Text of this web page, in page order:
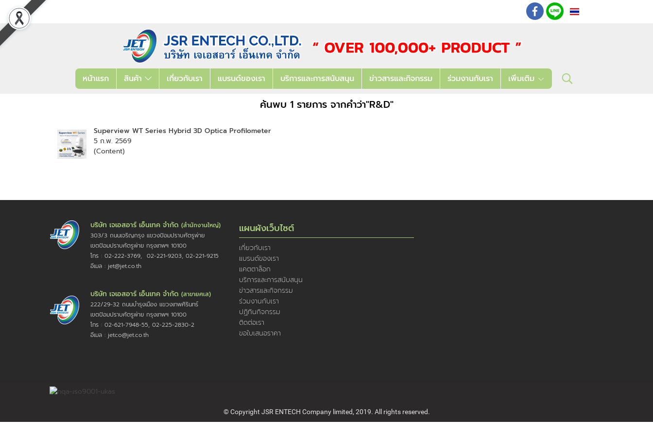
TH
หน้าแรก สินค้า เกี่ยวกับเรา แบรนด์ของเรา บริการและการสนับสนุน ข่าวสารและกิจกรรม ร่วมงานกับเรา เพิ่มเติม
ค้นพบ 1 รายการ จากคำว่า"R&D"
Superview WT Series Hybrid 3D Optica Profilometer
5 ก.พ. 2569
(Content)
บริษัท เจเอสอาร์ เอ็นเทค จำกัด (สำนักงานใหญ่)
303/3 ถนนเจริญกรุง แขวงป้อมปราบศัตรูพ่าย
เขตป้อมปราบศัตรูพ่าย กรุงเทพฯ 10100
โทร : 02-222-3769, 02-221-9203, 02-221-9215
อีเมล : jet@jet.co.th
บริษัท เจเอสอาร์ เอ็นเทค จำกัด (สาขายศเส)
222/29-32 ถนนบำรุงเมือง แขวงเทพศิรินทร์
เขตป้อมปราบศัตรูพ่าย กรุงเทพฯ 10100
โทร : 02-621-7948-55, 02-225-2830-2
อีเมล : jetco@jet.co.th
แผนผังเว็บไซต์
เกี่ยวกับเรา
แบรนด์ของเรา
แคตตาล็อก
บริการและการสนับสนุน
ข่าวสารและกิจกรรม
ร่วมงานกับเรา
ปฏิทินกิจกรรม
ติดต่อเรา
ขอใบเสนอราคา
© Copyright JSR ENTECH Company limited, 2019. All rights reserved.